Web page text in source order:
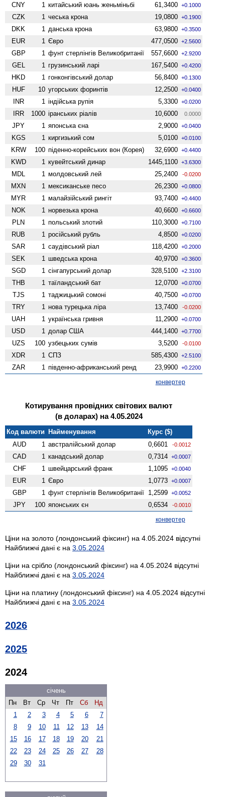
CNY 1 китайський юань женьмiньбi 61,3400 +0.1000
CZK 1 чеська крона 19,0800 +0.1900
DKK 1 данська крона 63,9800 +0.3500
EUR 1 Євро 477,0500 +2.5600
GBP 1 фунт стерлінгів Велико­британії 557,6600 +2.9200
GEL 1 грузинський ларі 167,5400 +0.4200
HKD 1 гонконгівський долар 56,8400 +0.1300
HUF 10 угорських форинтів 12,2500 +0.0400
INR 1 індійська рупія 5,3300 +0.0200
IRR 1000 іранських ріалів 10,6000 0.0000
JPY 1 японська єна 2,9000 +0.0400
KGS 1 киргизький сом 5,0100 +0.0100
KRW 100 піденно-корейських вон (Корея) 32,6900 +0.4400
KWD 1 кувейтський динар 1445,1100 +3.6300
MDL 1 молдовський лей 25,2400 -0.0200
MXN 1 мексиканське песо 26,2300 +0.0800
MYR 1 малайзійський рингіт 93,7400 +0.4400
NOK 1 норвезька крона 40,6600 +0.6600
PLN 1 польський злотий 110,3000 +0.7100
RUB 1 російський рубль 4,8500 +0.0200
SAR 1 саудівський ріал 118,4200 +0.2000
SEK 1 шведська крона 40,9700 +0.3600
SGD 1 сінгапурський долар 328,5100 +2.3100
THB 1 таїландський бат 12,0700 +0.0700
TJS 1 таджицький сомоні 40,7500 +0.0700
TRY 1 нова турецька ліра 13,7400 -0.0200
UAH 1 українська гривня 11,2900 +0.0700
USD 1 долар США 444,1400 +0.7700
UZS 100 узбецьких сумів 3,5200 -0.0100
XDR 1 СПЗ 585,4300 +2.5100
ZAR 1 південно-африканський ренд 23,9900 +0.2200
конвертер
Котирування провідних світових валют
(в доларах) на 4.05.2024
Код валюти Найменування
Курс ($)
AUD
1 австралійський долар 0,6601 -0.0012
CAD 1 канадський долар 0,7314 +0.0007
CHF 1 швейцарський франк 1,1095 +0.0040
EUR 1 Євро 1,0773 +0.0007
GBP 1 фунт стерлінгів Велико­британії 1,2599 +0.0052
JPY 100 японських єн 0,6534 -0.0010
конвертер
Ціни на золото (лондонський фіксинг) на 4.05.2024 відсутні
Найближчі дані є на 3.05.2024
Ціни на срібло (лондонський фіксинг) на 4.05.2024 відсутні
Найближчі дані є на 3.05.2024
Ціни на платину (лондонський фіксинг) на 4.05.2024 відсутні
Найближчі дані є на 3.05.2024
2026
2025
2024
січень
Пн
Вт Ср Чт Пт Сб
Нд
1
2 3 4 5 6
7
8
9 10 11 12 13
14
15
16 17 18 19 20
21
22
23 24 25 26 27
28
29
30 31